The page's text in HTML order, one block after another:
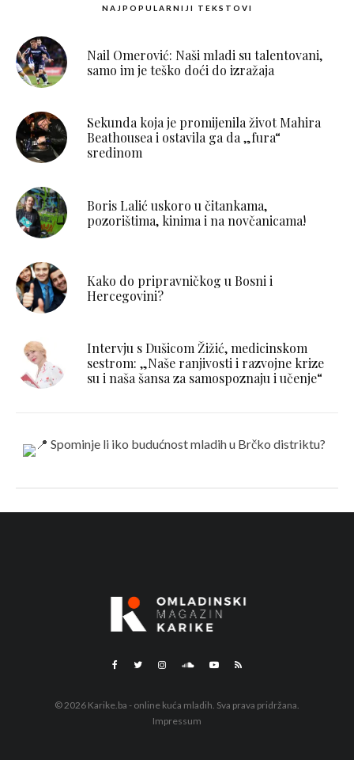
NAJPOPULARNIJI TEKSTOVI
Nail Omerović: Naši mladi su talentovani,
samo im je teško doći do izražaja
Sekunda koja je promijenila život Mahira
Beathousea i ostavila ga da „fura“
sredinom
Boris Lalić uskoro u čitankama,
pozorištima, kinima i na novčanicama!
Kako do pripravničkog u Bosni i
Hercegovini?
Intervju s Dušicom Žižić, medicinskom
sestrom: „Naše ranjivosti i razvojne krize
su i naša šansa za samospoznaju i učenje“
© 2026 Karike.ba - online kuća mladih. Sva prava pridržana.
Impressum